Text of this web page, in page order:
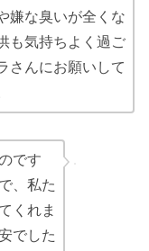
嫌な臭いが全くな
も気持ちよく過ご
さんにお願いして
です
、私た
くれま
でした